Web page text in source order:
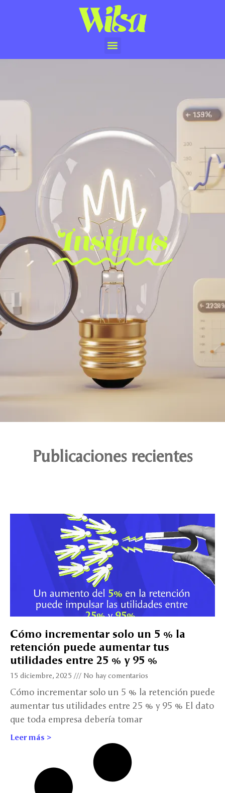
Insights
Publicaciones recientes
Cómo incrementar solo un 5 % la
retención puede aumentar tus
utilidades entre 25 % y 95 %
15 diciembre, 2025 No hay comentarios
Cómo incrementar solo un 5 % la retención puede
aumentar tus utilidades entre 25 % y 95 % El dato
que toda empresa debería tomar
Leer más >